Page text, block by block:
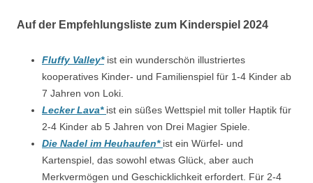
Auf der Empfehlungsliste zum Kinderspiel 2024
Fluffy Valley*ist ein wunderschön illustriertes
kooperatives Kinder- und Familienspiel für 1-4 Kinder ab
7 Jahren von Loki.
Lecker Lava* ist ein süßes Wettspiel mit toller Haptik für
2-4 Kinder ab 5 Jahren von Drei Magier Spiele.
Die Nadel im Heuhaufen* ist ein Würfel- und
Kartenspiel, das sowohl etwas Glück, aber auch
Merkvermögen und Geschicklichkeit erfordert. Für 2-4